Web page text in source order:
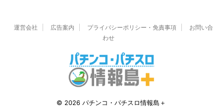
運営会社 広告案内 プライバシーポリシー・免責事項
お問い合
わせ
© 2026 パチンコ・パチスロ情報島＋